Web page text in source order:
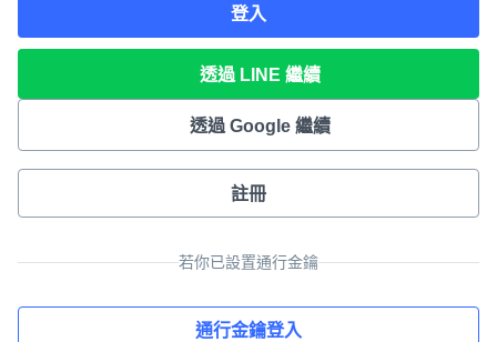
登入
透過 LINE 繼續
透過 Google 繼續
註冊
若你已設置通行金鑰
通行金鑰登入